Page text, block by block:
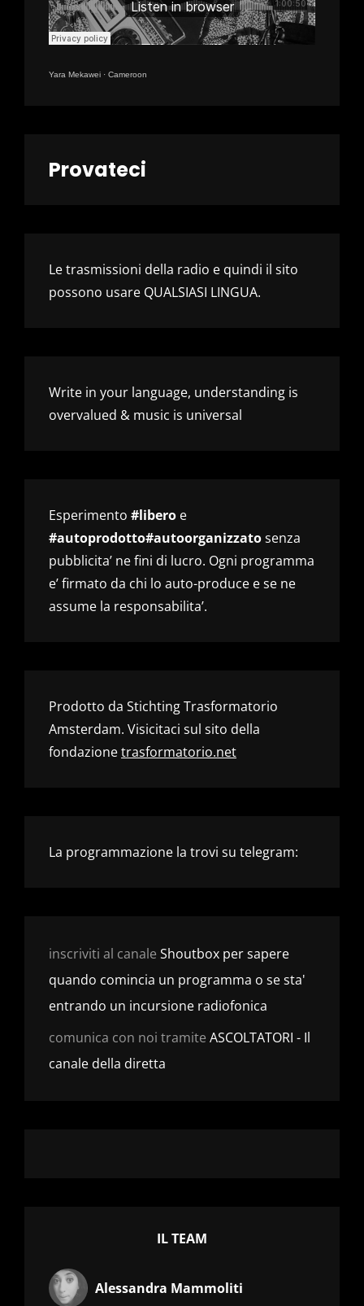
Yara Mekawei · Cameroon
Provateci
Le trasmissioni della radio e quindi il sito
possono usare QUALSIASI LINGUA.
Write in your language, understanding is
overvalued & music is universal
Esperimento #libero e
#autoprodotto#autoorganizzatosenza
pubblicita’ ne fini di lucro. Ogni programma
e’ firmato da chi lo auto-produce e se ne
assume la responsabilita’.
Prodotto da Stichting Trasformatorio
Amsterdam. Visicitaci sul sito della
fondazionetrasformatorio.net
La programmazione la trovi su telegram:
inscriviti al canale Shoutbox per sapere
quando comincia un programma o se sta'
entrando un incursione radiofonica
comunica con noi tramite ASCOLTATORI - Il
canale della diretta
IL TEAM
Alessandra Mammoliti